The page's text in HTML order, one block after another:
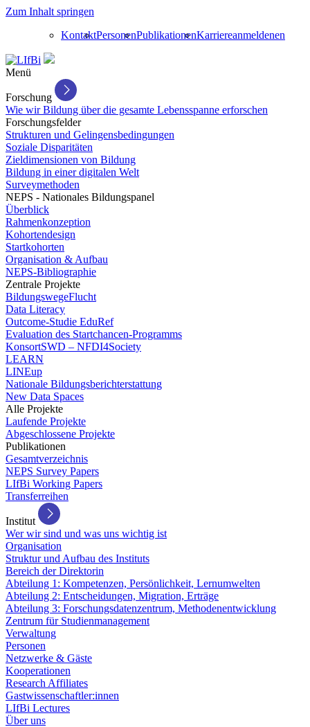
Zum Inhalt springen
KontaktPersonenPublikationenKarriereanmeldenen
Menü
Forschung
Wie wir Bildung über die gesamte Lebensspanne erforschen
Forschungsfelder
Strukturen und Gelingensbedingungen
Soziale Disparitäten
Zieldimensionen von Bildung
Bildung in einer digitalen Welt
Surveymethoden
NEPS - Nationales Bildungspanel
Überblick
Rahmenkonzeption
Kohortendesign
Startkohorten
Organisation & Aufbau
NEPS-Bibliographie
Zentrale Projekte
BildungswegeFlucht
Data Literacy
Outcome-Studie EduRef
Evaluation des Startchancen-Programms
KonsortSWD – NFDI4Society
LEARN
LINEup
Nationale Bildungsberichterstattung
New Data Spaces
Alle Projekte
Laufende Projekte
Abgeschlossene Projekte
Publikationen
Gesamtverzeichnis
NEPS Survey Papers
LIfBi Working Papers
Transferreihen
Institut
Wer wir sind und was uns wichtig ist
Organisation
Struktur und Aufbau des Instituts
Bereich der Direktorin
Abteilung 1: Kompetenzen, Persönlichkeit, Lernumwelten
Abteilung 2: Entscheidungen, Migration, Erträge
Abteilung 3: Forschungsdatenzentrum, Methodenentwicklung
Zentrum für Studienmanagement
Verwaltung
Personen
Netzwerke & Gäste
Kooperationen
Research Affiliates
Gastwissenschaftler:innen
LIfBi Lectures
Über uns